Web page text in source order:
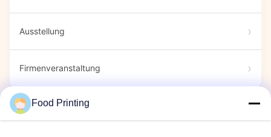
Ausstellung
Firmenveranstaltung
Food Printing